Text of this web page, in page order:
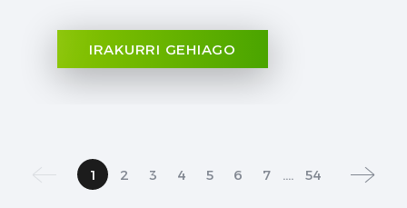
IRAKURRI GEHIAGO
1 2 3 4 5 6 7 54